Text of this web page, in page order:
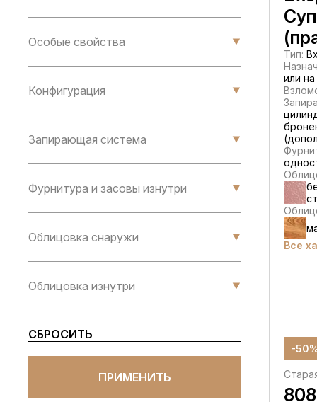
Особые свойства
Конфигурация
Запирающая система
Фурнитура и засовы изнутри
Облицовка снаружи
Облицовка изнутри
СБРОСИТЬ
ПРИМЕНИТЬ
Тип:
или
Все
-